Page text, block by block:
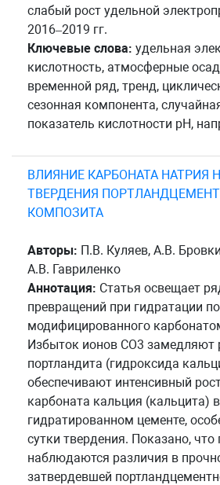
слабый рост удельной
2016–2019 гг.
Ключевые слова: удельная
кислотность, атмосферные
временной ряд, тренд,
сезонная компонента,
показатель кислотности pH,
ВЛИЯНИЕ КАРБОНАТА НАТРИЯ
ТВЕРДЕНИЯ
КОМПОЗИТА
Авторы: П.В. Куляев, А.В.
А.В. Гавриленко
Аннотация: Статья освещает
превращений при гидратации
модифицированного
Избыток ионов CO3 замедляют
портландита (гидроксида
обеспечивают интенсивный
карбоната кальция (кальцита) в
гидратированном цементе,
сутки твердения. Показано, что
наблюдаются различия в
затвердевшей